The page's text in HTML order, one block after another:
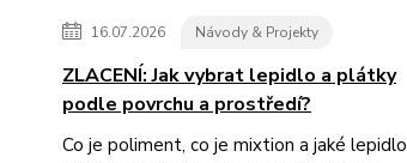
16.07.2026 Návody & Projekty
ZLACENÍ: Jak vybrat lepidlo a plátky
podle povrchu a prostředí?
Co je poliment, co je mixtion a jaké lepidlo